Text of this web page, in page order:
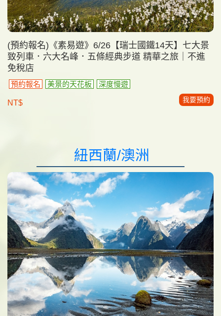
(預約報名)《素易遊》6/26【瑞士國鐵14天】七大景
致列車．六大名峰．五條經典步道 精華之旅｜不進
免稅店
預約報名 美景的天花板 深度慢遊
NT$ 我要預約
紐西蘭/澳洲